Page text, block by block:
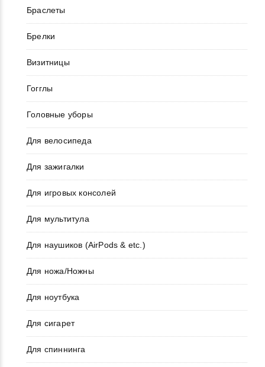
Браслеты
Брелки
Визитницы
Гогглы
Головные уборы
Для велосипеда
Для зажигалки
Для игровых консолей
Для мультитула
Для наушиков (AirPods & etc.)
Для ножа/Ножны
Для ноутбука
Для сигарет
Для спиннинга